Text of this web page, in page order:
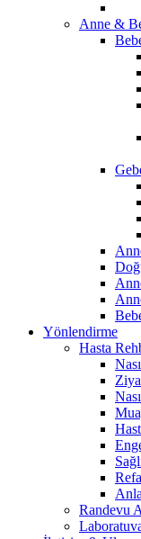
Anne &
Yönlendirme
Hasta
Randevu